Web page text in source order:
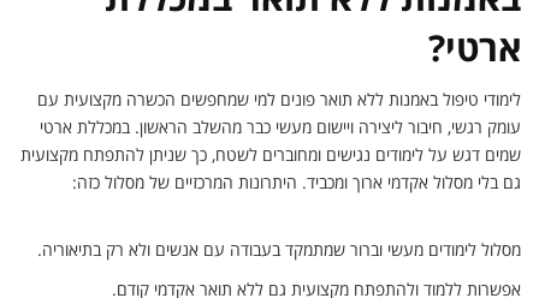
ארטי?
לימודי טיפול באמנות ללא תואר פונים למי שמחפשים הכשרה מקצועית עם
עומק רגשי, חיבור ליצירה ויישום מעשי כבר מהשלב הראשון. במכללת ארטי
שמים דגש על לימודים נגישים ומחוברים לשטח, כך שניתן להתפתח מקצועית
גם בלי מסלול אקדמי ארוך ומכביד. היתרונות המרכזיים של מסלול כזה:
מסלול לימודים מעשי וברור שמתמקד בעבודה עם אנשים ולא רק בתיאוריה.
אפשרות ללמוד ולהתפתח מקצועית גם ללא תואר אקדמי קודם.